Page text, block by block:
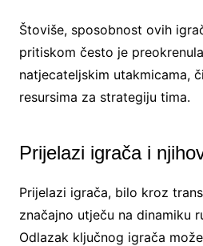
Štoviše, sposobnost ovih
pritiskom često je
natjecateljskim utakmicama,
resursima za strategiju tima.
Prijelazi igrača i
Prijelazi igrača, bilo kroz
značajno utječu na dinamiku
Odlazak ključnog igrača